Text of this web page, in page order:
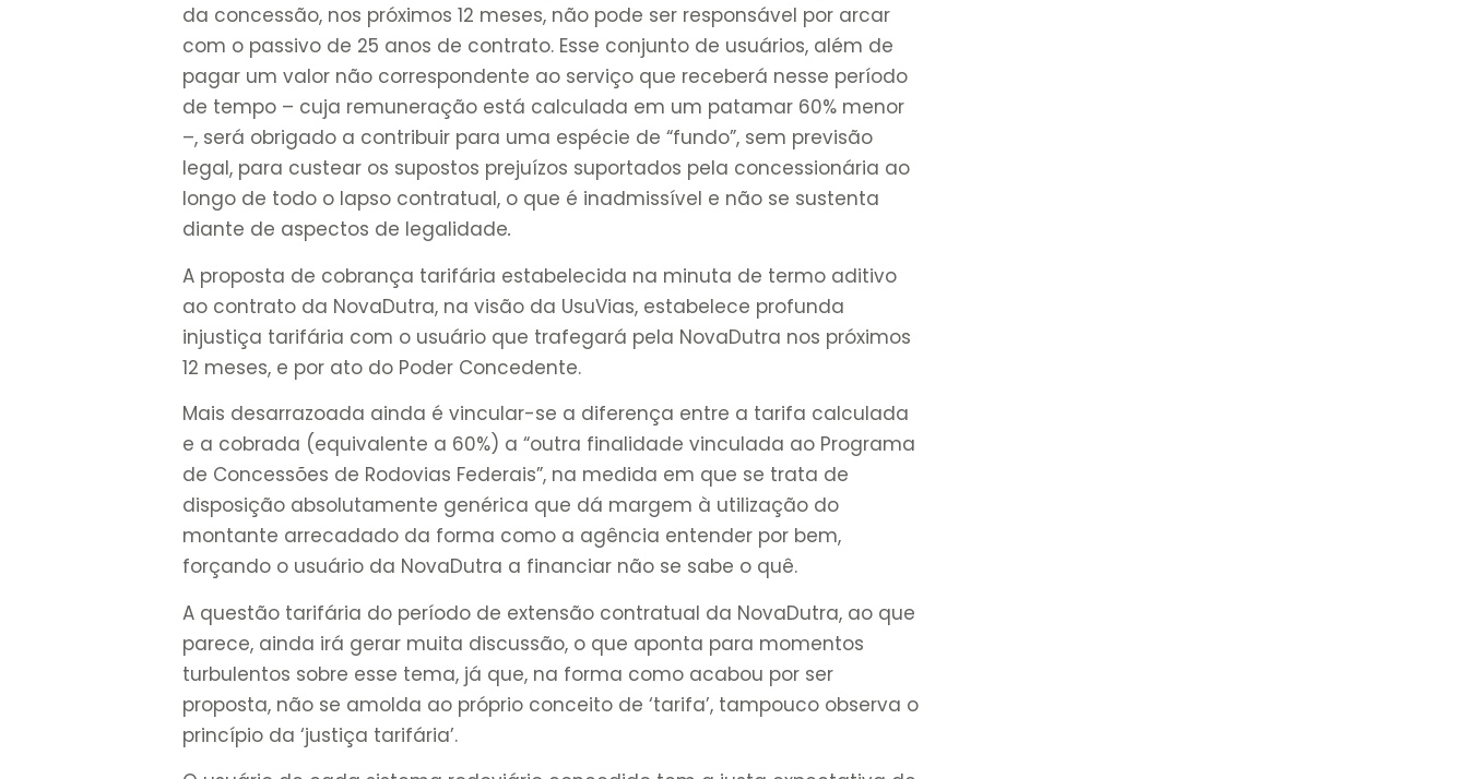
da concessão, nos próximos 12 meses, não pode ser responsável por arcar
com o passivo de 25 anos de contrato. Esse conjunto de usuários, além de
pagar um valor não correspondente ao serviço que receberá nesse período
de tempo – cuja remuneração está calculada em um patamar 60% menor
–, será obrigado a contribuir para uma espécie de “fundo”, sem previsão
legal, para custear os supostos prejuízos suportados pela concessionária ao
longo de todo o lapso contratual, o que é inadmissível e não se sustenta
diante de aspectos de legalidade.
A proposta de cobrança tarifária estabelecida na minuta de termo aditivo
ao contrato da NovaDutra, na visão da UsuVias, estabelece profunda
injustiça tarifária com o usuário que trafegará pela NovaDutra nos próximos
12 meses, e por ato do Poder Concedente.
Mais desarrazoada ainda é vincular-se a diferença entre a tarifa calculada
e a cobrada (equivalente a 60%) a “outra finalidade vinculada ao Programa
de Concessões de Rodovias Federais”, na medida em que se trata de
disposição absolutamente genérica que dá margem à utilização do
montante arrecadado da forma como a agência entender por bem,
forçando o usuário da NovaDutra a financiar não se sabe o quê.
A questão tarifária do período de extensão contratual da NovaDutra, ao que
parece, ainda irá gerar muita discussão, o que aponta para momentos
turbulentos sobre esse tema, já que, na forma como acabou por ser
proposta, não se amolda ao próprio conceito de ‘tarifa’, tampouco observa o
princípio da ‘justiça tarifária’.